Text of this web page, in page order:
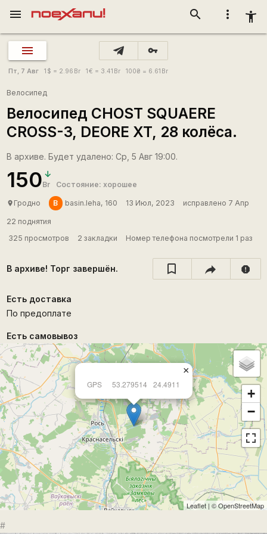
more_vert accessibility_new
search
menu
vpn_key
Пт, 7 Авг 1 $ = 2.96 Br 1€ = 3.41 Br 100₴ = 6.61 Br
Велосипед
Велосипед CHOST SQUAERE
CROSS-3, DEORE XT, 28 колёса.
В архиве. Будет удалено: Ср, 5 Авг 19:00.
150Br Состояние: хорошее
place Гродно B basin.leha, 160 13 Июл, 2023 исправлено 7 Апр
22 поднятия
325 просмотров
2 закладки Номер телефона посмотрели 1 раз
В архиве! Торг завершён. report
Есть доставка
По предоплате
Есть самовывоз
GPS 53.279514 24.4911
×
+
−
Leaflet | ©OpenStreetMap
#